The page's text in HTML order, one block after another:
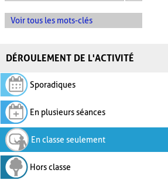
Voir tous les mots-clés
DÉROULEMENT DE L'ACTIVITÉ
Sporadiques
En plusieurs séances
En classe seulement
Hors classe